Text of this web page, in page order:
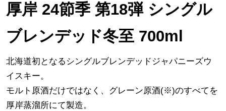
厚岸 24節季 第18弾 シングル
ブレンデッド冬至 700ml
北海道初となるシングルブレンデッドジャパニーズウ
イスキー。
モルト原酒だけではなく、グレーン原酒(※)のすべてを
厚岸蒸溜所にて製造。